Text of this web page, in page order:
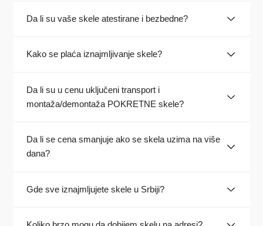
Da li su vaše skele atestirane i bezbedne?
Kako se plaća iznajmljivanje skele?
Da li su u cenu uključeni transport i
montaža/demontaža POKRETNE skele?
Da li se cena smanjuje ako se skela uzima na više
dana?
Gde sve iznajmljujete skele u Srbiji?